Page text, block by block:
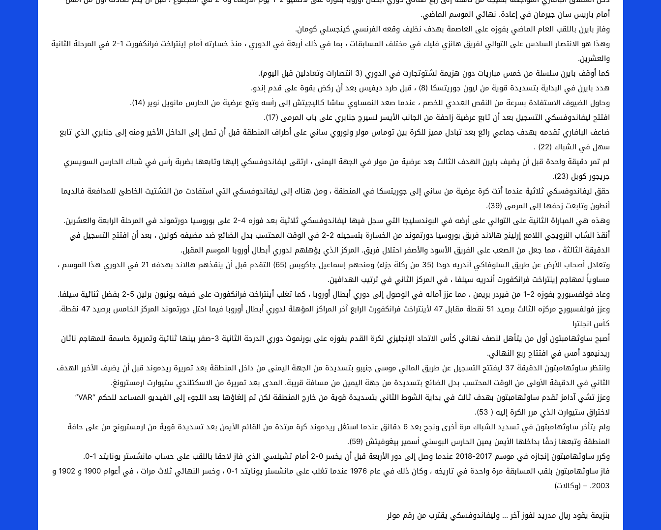
أمام باريس سان جيرمان في إعادة. نهائي الموسم الماضي.
وفاز بايرن باللقب العام الماضي بفوزه على العاصمة بهدف نظيف وقعه الفرنسي كينجسلي كومان.
وهذا هو الانتصار السادس على التوالي لفريق هانزي فليك في مختلف المسابقات ، بما في ذلك أربعة في الدوري ، منذ خسارته أمام إينتراخت فرانكفورت 1-2 في المرحلة الثانية
والعشرين.
كما أوقف بايرن سلسلة من خمس مباريات دون هزيمة لشتوتجارت في الدوري (3 انتصارات وتعادلين قبل اليوم).
هدد بايرن في البداية بتسديدة قوية من ليون جوريتسكا (8) ، قبل طرد ديفيس بعد أن ركض بقوة على قدم إندو.
وحاول الضيوف الاستفادة بسرعة من النقص العددي للخصم ، عندما صعد النمساوي ساشا كاليجيتش إلى رأسه وتبع عرضية من الحارس مانويل نوير (14).
افتتح ليفاندوفسكي التسجيل بعد أن تابع عرضية زاحفة من الجانب الأيسر لسيرج جنابري على باب المرمى (17).
ضاعف البافاري تقدمه بهدف جماعي رائع بعد تبادل مميز للكرة بين توماس مولر ولوروي ساني على أطراف المنطقة قبل أن تصل إلى الداخل الأخير ومنه إلى جنابري الذي تابع
سهل في الشباك (22) .
لم تمر دقيقة واحدة قبل أن يضيف بايرن الهدف الثالث بعد عرضية من مولر في الجهة اليمنى ، ارتقى ليفاندوفسكي إليها وتابعها بضربة رأس في شباك الحارس السويسري
جريجور كوبل (23).
حقق ليفاندوفسكي ثلاثية عندما أتت كرة عرضية من ساني إلى جوريتسكا في المنطقة ، ومن هناك إلى ليفاندوفسكي التي استفادت من التشتيت الخاطئ للمدافعة فالديما
أنطون وتابعت زحفها إلى المرمى (39).
وهذه هي المباراة الثانية على التوالي على أرضه في البوندسليجا التي سجل فيها ليفاندوفسكي ثلاثية بعد فوزه 4-2 على بوروسيا دورتموند في المرحلة الرابعة والعشرين.
أنقذ الشاب النرويجي اللامع إرلينج هالاند فريق بوروسيا دورتموند من الخسارة بتسجيله 2-2 في الوقت المحتسب بدل الضائع ضد مضيفه كولين ، بعد أن افتتح التسجيل في
الدقيقة الثالثة ، مما جعل من الصعب على الفريق الأسود والأصفر احتلال فريق. المركز الذي يؤهلهم لدوري أبطال أوروبا الموسم المقبل.
وتعادل أصحاب الأرض عن طريق السلوفاكي أندريه دودا (35 من ركلة جزاء) ومنحهم إسماعيل جاكوبس (65) التقدم قبل أن ينقذهم هالاند بهدفه 21 في الدوري هذا الموسم ،
مساوياً لمهاجم إينتراخت فرانكفورت أندريه سيلفا ، في المركز الثاني في ترتيب الهدافين.
وعاد فولفسبورج بفوزه 2-1 من فيردر بريمن ، مما عزز آماله في الوصول إلى دوري أبطال أوروبا ، كما تغلب أينتراخت فرانكفورت على ضيفه يونيون برلين 5-2 بفضل ثنائية سيلفا.
وعزز فولفسبورج مركزه الثالث برصيد 51 نقطة مقابل 47 لأينتراخت فرانكفورت الرابع آخر المراكز المؤهلة لدوري أبطال أوروبا فيما احتل دورتموند المركز الخامس برصيد 47 نقطة.
كأس انجلترا
أصبح ساوثهامبتون أول من يتأهل لنصف نهائي كأس الاتحاد الإنجليزي لكرة القدم بفوزه على بورنموث دوري الدرجة الثانية 3-صفر بينها ثنائية وتمريرة حاسمة للمهاجم ناثان
ريدنيمود أمس في افتتاح ربع النهائي.
وانتظر ساوثهامبتون الدقيقة 37 ليفتتح التسجيل عن طريق المالي موسى جنيبو بتسديدة من الجهة اليمنى من داخل المنطقة بعد تمريرة ريدموند قبل أن يضيف الأخير الهدف
الثاني في الدقيقة الأولى من الوقت المحتسب بدل الضائع بتسديدة من جهة اليمين من مسافة قريبة. المدى بعد تمريرة من الاسكتلندي ستيوارت ارمسترونغ.
وعزز تشي آدامز تقدم ساوثهامبتون بهدف ثالث في بداية الشوط الثاني بتسديدة قوية من خارج المنطقة لكن تم إلغاؤها بعد اللجوء إلى الفيديو المساعد للحكم “VAR”
لاختراق ستيوارت الذي مرر الكرة إليه ( 53).
ولم يتأخر ساوثهامبتون في تسديد الشباك مرة أخرى ونجح بعد 6 دقائق عندما استغل ريدموند كرة مرتدة من القائم الأيمن بعد تسديدة قوية من ارمسترونج من على حافة
المنطقة وتبعها زحفًا بداخلها الأيمن يمين الحارس البوسني أسمير بيغوفيتش (59).
وكرر ساوثهامبتون إنجازه في موسم 2017-2018 عندما وصل إلى دور الأربعة قبل أن يخسر 0-2 أمام تشيلسي الذي فاز لاحقا باللقب على حساب مانشستر يونايتد 1-0.
فاز ساوثهامبتون بلقب المسابقة مرة واحدة في تاريخه ، وكان ذلك في عام 1976 عندما تغلب على مانشستر يونايتد 1-0 ، وخسر النهائي ثلاث مرات ، في أعوام 1900 و 1902 و
2003. – (وكالات)
بنزيمة يقود ريال مدريد لفوز آخر … وليفاندوفسكي يقترب من رقم مولر